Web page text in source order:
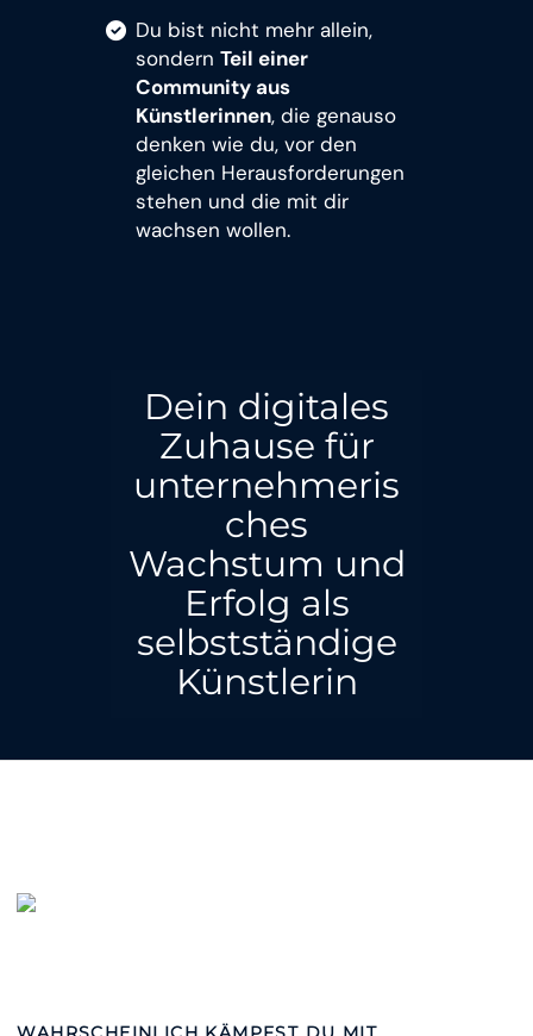
Du bist nicht mehr allein,
sondernTeil einer
Community aus
Künstlerinnen, die genauso
denken wie du, vor den
gleichen Herausforderungen
stehen und die mit dir
wachsen wollen.
Dein digitales
Zuhause für
unternehmeris
ches
Wachstum und
Erfolg als
selbstständige
Künstlerin